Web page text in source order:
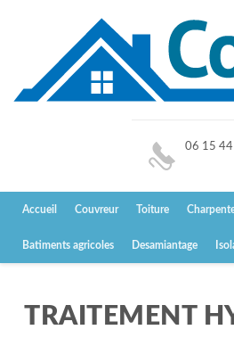
06 15
Accueil Couvreur Toiture
Batiments agricoles Desamiantage
TRAITEMENT